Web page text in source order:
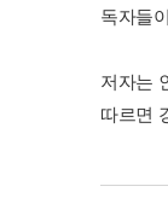
독자들
저자는
따르면